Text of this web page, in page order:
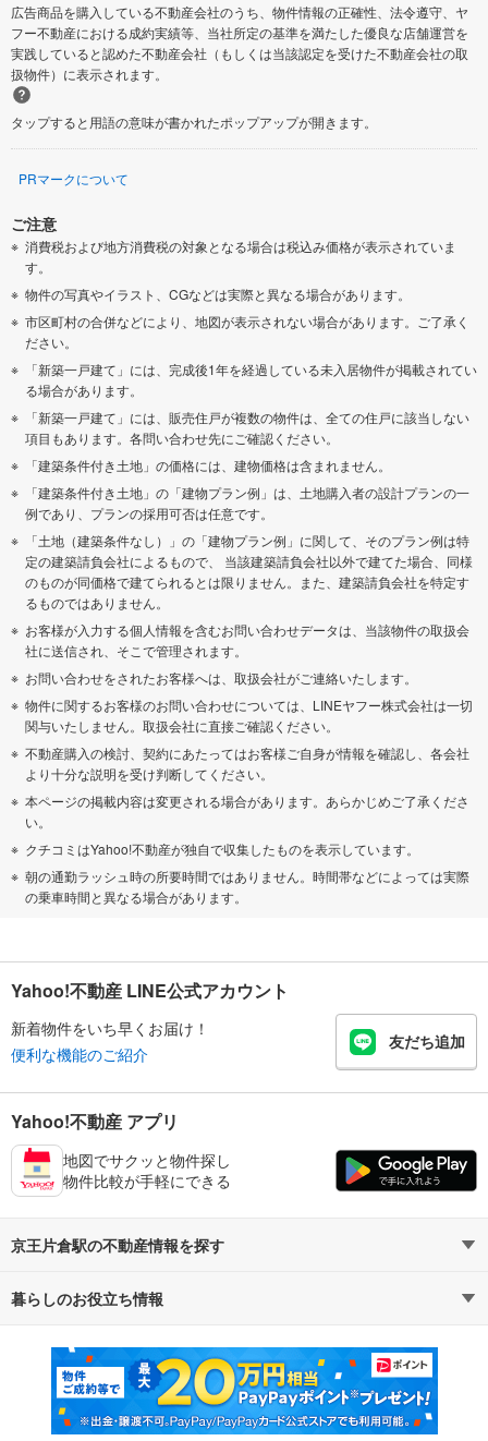
広告商品を購入している不動産会社のうち、物件情報の正確性、法令遵守、ヤ
フー不動産における成約実績等、当社所定の基準を満たした優良な店舗運営を
実践していると認めた不動産会社（もしくは当該認定を受けた不動産会社の取
扱物件）に表示されます。
タップすると用語の意味が書かれたポップアップが開きます。
PRマークについて
ご注意
消費税および地方消費税の対象となる場合は税込み価格が表示されていま
す。
物件の写真やイラスト、CGなどは実際と異なる場合があります。
市区町村の合併などにより、地図が表示されない場合があります。ご了承く
ださい。
「新築一戸建て」には、完成後1年を経過している未入居物件が掲載されてい
る場合があります。
「新築一戸建て」には、販売住戸が複数の物件は、全ての住戸に該当しない
項目もあります。各問い合わせ先にご確認ください。
「建築条件付き土地」の価格には、建物価格は含まれません。
「建築条件付き土地」の「建物プラン例」は、土地購入者の設計プランの一
例であり、プランの採用可否は任意です。
「土地（建築条件なし）」の「建物プラン例」に関して、そのプラン例は特
定の建築請負会社によるもので、 当該建築請負会社以外で建てた場合、同様
のものが同価格で建てられるとは限りません。また、建築請負会社を特定す
るものではありません。
お客様が入力する個人情報を含むお問い合わせデータは、当該物件の取扱会
社に送信され、そこで管理されます。
お問い合わせをされたお客様へは、取扱会社がご連絡いたします。
物件に関するお客様のお問い合わせについては、LINEヤフー株式会社は一切
関与いたしません。取扱会社に直接ご確認ください。
不動産購入の検討、契約にあたってはお客様ご自身が情報を確認し、各会社
より十分な説明を受け判断してください。
本ページの掲載内容は変更される場合があります。あらかじめご了承くださ
い。
クチコミはYahoo!不動産が独自で収集したものを表示しています。
朝の通勤ラッシュ時の所要時間ではありません。時間帯などによっては実際
の乗車時間と異なる場合があります。
Yahoo!不動産 LINE公式アカウント
新着物件をいち早くお届け！
便利な機能のご紹介
友だち追加
Yahoo!不動産 アプリ
地図でサクッと物件探し
物件比較が手軽にできる
京王片倉駅の不動産情報を探す
不動産・住宅
新築マンション 中古マンション
新築一戸建て 中古一戸建て
暮らしのお役立ち情報
マンションカタログ 教えて！住まいの先生